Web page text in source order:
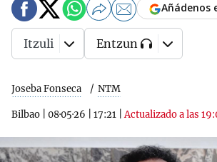
Joseba Fonseca NTM
Bilbao 08·05·26 17:21 |Actualizado a las
Añádenos
Itzuli Entzun